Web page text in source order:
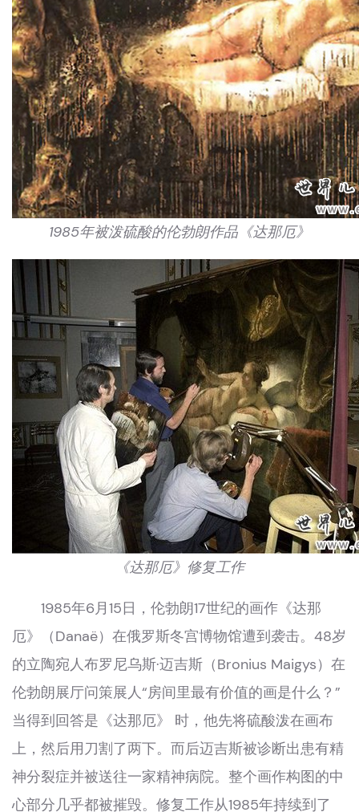
1985年被泼硫酸的伦勃朗作品《达那厄》
《达那厄》修复工作
1985年6月15日，伦勃朗17世纪的画作《达那
厄》（Danaë）在俄罗斯冬宫博物馆遭到袭击。48岁
的立陶宛人布罗尼乌斯·迈吉斯（Bronius Maigys）在
伦勃朗展厅问策展人“房间里最有价值的画是什么？”
当得到回答是《达那厄》 时，他先将硫酸泼在画布
上，然后用刀割了两下。而后迈吉斯被诊断出患有精
神分裂症并被送往一家精神病院。整个画作构图的中
心部分几乎都被摧毁。修复工作从1985年持续到了